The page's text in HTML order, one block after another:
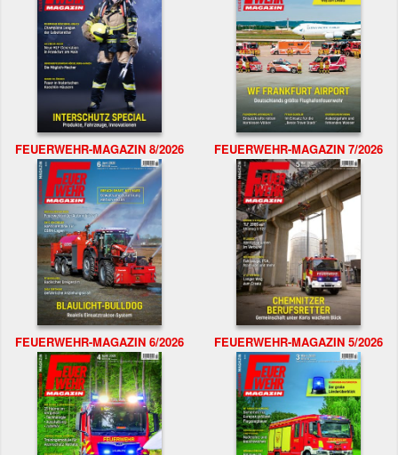
FEUERWEHR-MAGAZIN 8/2026 FEUERWEHR-MAGAZIN 7/2026
FEUERWEHR-MAGAZIN 6/2026 FEUERWEHR-MAGAZIN 5/2026